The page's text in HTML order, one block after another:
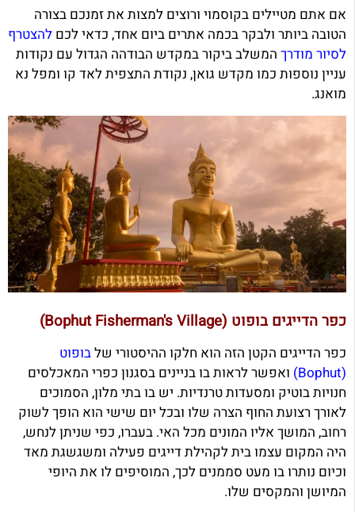
אם אתם מטיילים בקוסמוי ורוצים למצות את זמנכם בצורה
הטובה ביותר ולבקר בכמה אתרים ביום אחד, כדאי לכם להצטרף
לסיור מודרך המשלב ביקור במקדש הבודהה הגדול עם נקודות
עניין נוספות כמו מקדש גואן, נקודת התצפית לאד קו ומפל נא
מואנג.
כפר הדייגים בופוט (Bophut Fisherman's Village)
כפר הדייגים הקטן הזה הוא חלקו ההיסטורי שלבופוט
(Bophut)
ואפשר לראות בו בניינים בסגנון כפרי המאכלסים
חנויות בוטיק ומסעדות טרנדיות. יש בו בתי מלון, הסמוכים
לאורך רצועת החוף הצרה שלו ובכל יום שישי הוא הופך לשוק
רחוב, המושך אליו המונים מכל האי. בעברו, כפי שניתן לנחש,
היה המקום עצמו בית לקהילת דייגים פעילה ומשגשגת מאד
וכיום נותרו בו מעט סממנים לכך, המוסיפים לו את היופי
המיושן והמקסים שלו.